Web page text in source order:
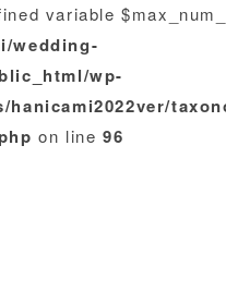
variable
wedding-
wp-
hanicami2022ver/
on line96